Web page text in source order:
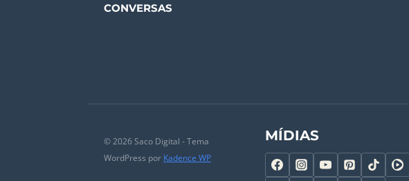
CONVERSAS
© 2026 Saco Digital - Tema
WordPress por Kadence WP
MÍDIAS